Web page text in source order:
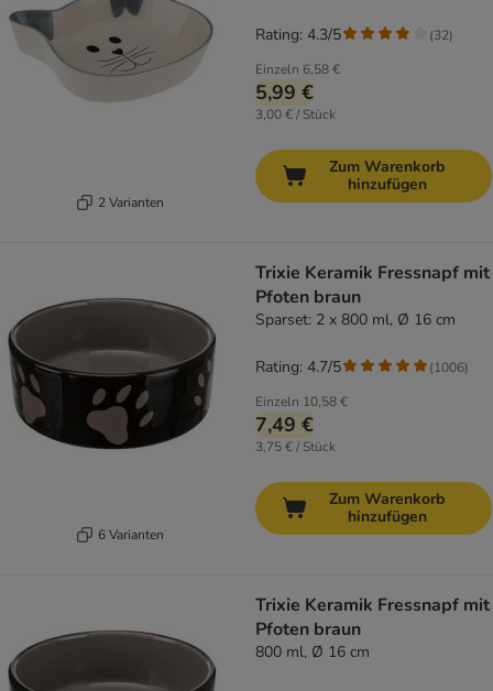
2 Varianten
Einzeln 6,58 €
5,99 €
3,00 € / Stück
Rating: 4.3/5 (32)
Zum Warenkorb
hinzufügen
6 Varianten
Trixie Keramik Fressnapf mit
Pfoten braun
Sparset: 2 x 800 ml, Ø 16 cm
Einzeln 10,58 €
7,49 €
3,75 € / Stück
Rating: 4.7/5 (1006)
Zum Warenkorb
hinzufügen
Trixie Keramik Fressnapf mit
Pfoten braun
800 ml, Ø 16 cm